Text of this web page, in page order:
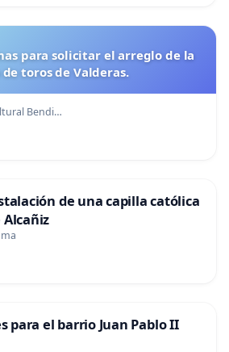
para solicitar el arreglo de la
de toros de Valderas.
Bendi…
de una capilla católica
para el barrio Juan Pablo II